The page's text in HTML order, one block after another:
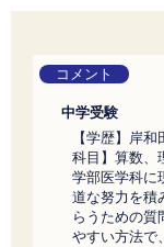
コメント
中学受験
【学歴】岸
科目】算数、
学部医学科に
道な努力を積
らうための質
やすい方法で